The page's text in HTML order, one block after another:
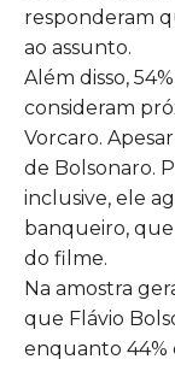
responderam
ao assunto.
Além disso,
consideram
Vorcaro.
de Bolsonaro.
inclusive, ele
banqueiro,
do filme.
Na amostra
que Flávio
enquanto 44%